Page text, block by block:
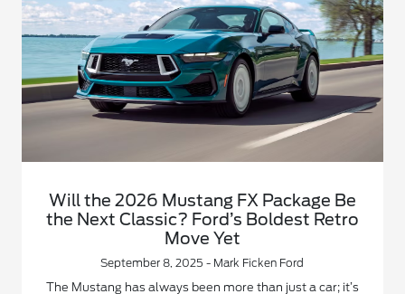
Will the 2026 Mustang FX Package Be
the Next Classic? Ford’s Boldest Retro
Move Yet
September 8, 2025 - Mark Ficken Ford
The Mustang has always been more than just a car; it’s